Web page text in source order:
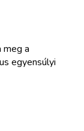
a
egyensúlyi